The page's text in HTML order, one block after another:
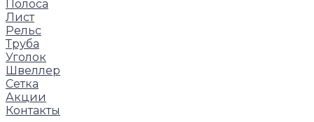
Полоса
Лист
Рельс
Труба
Уголок
Швеллер
Сетка
Акции
Контакты